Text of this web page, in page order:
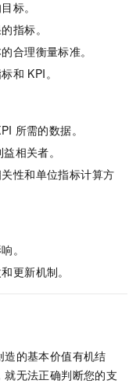
标。
指标。
合理衡量标准。
和 KPI。
所需的数据。
相关者。
性和单位指标计算方
。
更新机制。
的基本价值有机结
无法正确判断您的支